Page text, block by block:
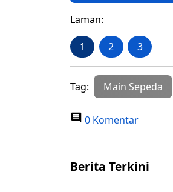
Laman:
1 2 3
Tag: Main Sepeda
0 Komentar
Berita Terkini